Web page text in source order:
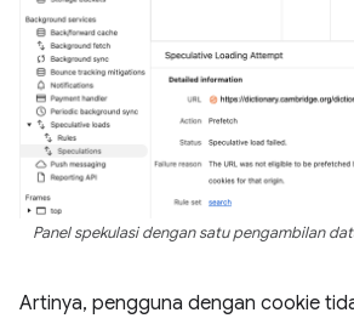
Panel spekulasi dengan satu pengambilan
Artinya, pengguna dengan cookie